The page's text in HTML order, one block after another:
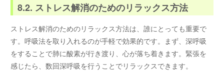
8.2. ストレス解消のためのリラックス方法
ストレス解消のためのリラックス方法は、誰にとっても重要で
す。呼吸法を取り入れるのが手軽で効果的です。まず、深呼吸
をすることで肺に酸素が行き渡り、心が落ち着きます。緊張を
感じたら、数回深呼吸を行うことでリラックスできます。